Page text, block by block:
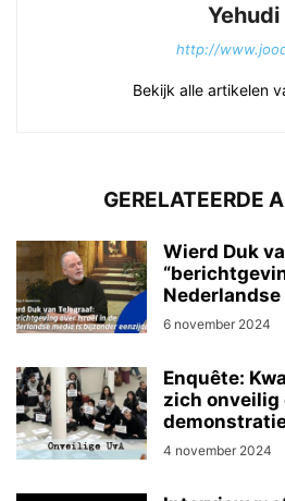
Yehudi
http://
Bekijk alle artikelen
GERELATEERDE
Wierd Duk
Nederlandse
6 november 2024
Enquête:
zich onveilig
4 november 2024